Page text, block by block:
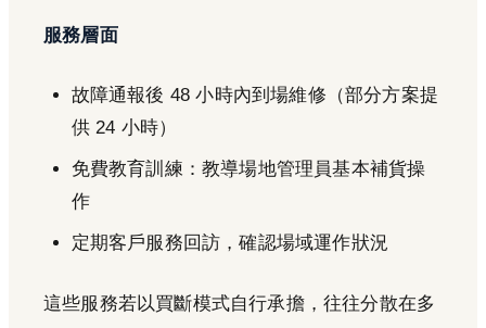
服務層面
故障通報後 48 小時內到場維修（部分方案提
供 24 小時）
免費教育訓練：教導場地管理員基本補貨操
作
定期客戶服務回訪，確認場域運作狀況
這些服務若以買斷模式自行承擔，往往分散在多